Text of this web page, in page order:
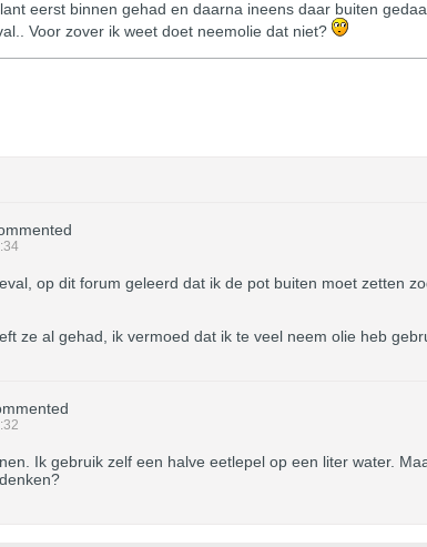
eerst binnen gehad en daarna ineens daar buiten
Voor zover ik weet doet neemolie dat niet?
op dit forum geleerd dat ik de pot buiten moet zetten
ze al gehad, ik vermoed dat ik te veel neem olie heb
Ik gebruik zelf een halve eetlepel op een liter water.